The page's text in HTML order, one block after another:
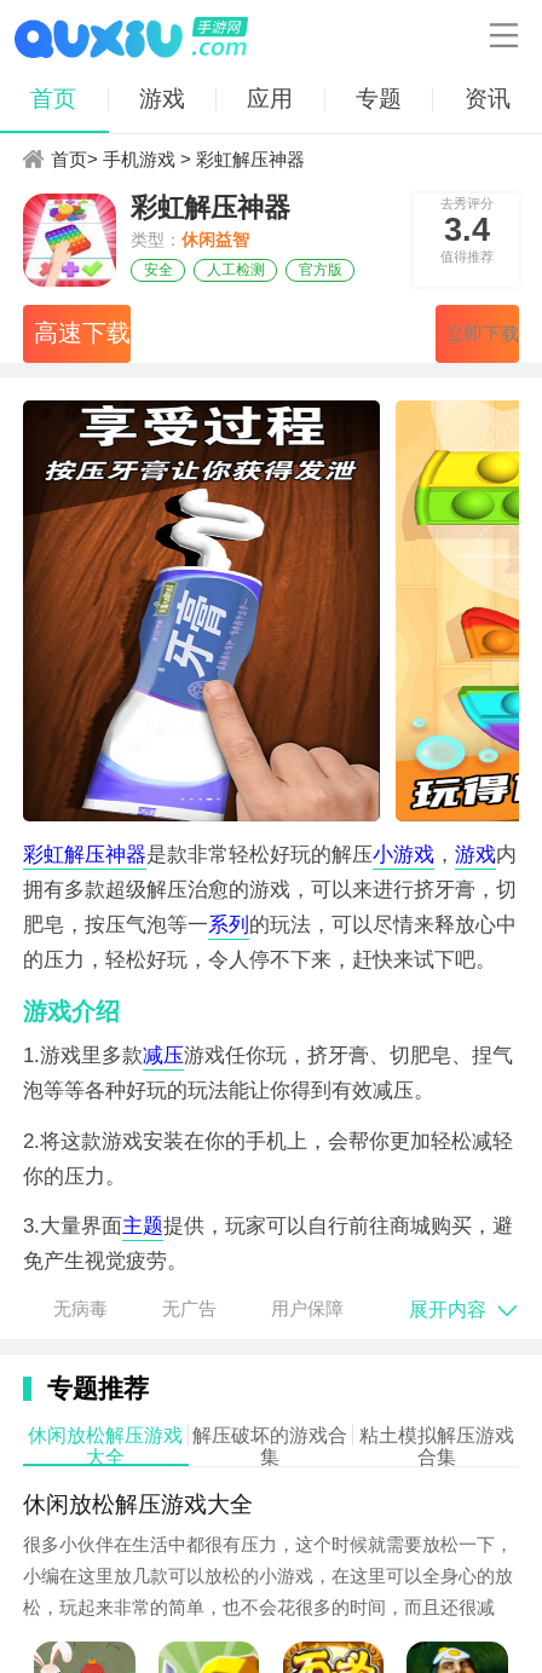

首页 游戏 应用 专题 资讯
首页>手机游戏 > 彩虹解压神器
彩虹解压神器
类型：休闲益智
安全 人工检测 官方版
去秀评分
3.4
值得推荐
高速下载 立即下载
彩虹解压神器是款非常轻松好玩的解压小游戏， 游戏内
拥有多款超级解压治愈的游戏，可以来进行挤牙膏，切
肥皂，按压气泡等一系列的玩法，可以尽情来释放心中
的压力，轻松好玩，令人停不下来，赶快来试下吧。
游戏介绍
1.游戏里多款减压游戏任你玩，挤牙膏、切肥皂、捏气
泡等等各种好玩的玩法能让你得到有效减压。
2.将这款游戏安装在你的手机上，会帮你更加轻松减轻
你的压力。
3.大量界面主题提供，玩家可以自行前往商城购买，避
免产生视觉疲劳。
游戏优势
松放松压力。
2.游戏中拥有大量的休闲玩法设计，模拟真实的物理环
游戏特色
1.操作适合所有年龄段的玩家们的，随时随地都可以体
验的，玩法非常轻松自由的。
无病毒 无广告 用户保障 展开内容
专题推荐
休闲放松解压游戏
大全
解压破坏的游戏合
集
粘土模拟解压游戏
合集
休闲放松解压游戏大全
很多小伙伴在生活中都很有压力，这个时候就需要放松一下，
小编在这里放几款可以放松的小游戏，在这里可以全身心的放
松，玩起来非常的简单，也不会花很多的时间，而且还很减
压，有需要的就快下载体验叭。